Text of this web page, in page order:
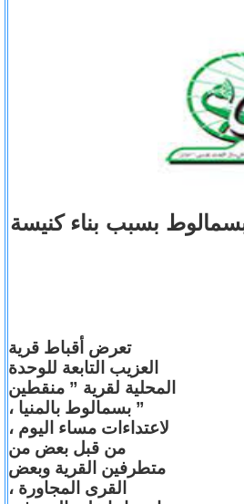
بسبب بناء كنيسة
تعرض أقباط قرية
العزيب التابعة للوحدة
المحلية لقرية ” منقطين
” بسمالوط بالمنيا ،
لاعتداءات مساء اليوم ،
من قبل بعض من
متطرفين القرية وبعض
القرى المجاورة ،